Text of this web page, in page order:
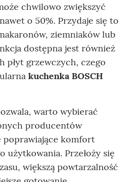
chwilowo zwiększyć
o 50%. Przydaje się to
ziemniaków lub
dostępna jest również
płyt grzewczych, czego
kuchenka BOSCH
warto wybierać
producentów
poprawiające komfort
użytkowania. Przełoży się
większą powtarzalność